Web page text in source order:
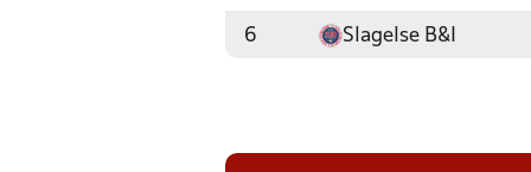
6 Slagelse B&I